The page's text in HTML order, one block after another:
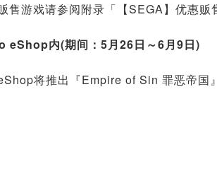
游戏请参阅附录「【SEGA】优惠贩
内(期间：5月26日～6月9日)
将推出『Empire of Sin 罪恶帝国』